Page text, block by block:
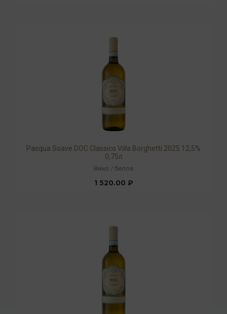
Pasqua Soave DOC Classico Villa Borghetti 2025 12,5%
0,75л
Вино / белое
1 520.00 ₽